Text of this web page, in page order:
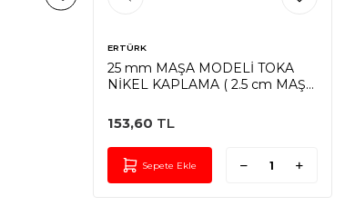
ERTÜRK
25 mm MAŞA MODELİ TOKA
NİKEL KAPLAMA ( 2.5 cm MAŞA
153,60 TL
Sepete Ekle